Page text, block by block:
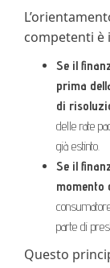
competenti è
Se il
prima
di
delle rate
già estinto.
Se il
momento
parte di
Questo